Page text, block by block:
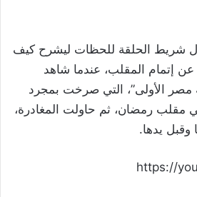
شريط الحلقة للحظات ليشرح كيف
إتمام المقلب، عندما شاهد
مصر الأولى”، التي صرخت بمجرد
مقلب رمضان، ثم حاولت المغادرة،
وقبل يدها.
https://